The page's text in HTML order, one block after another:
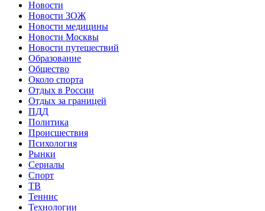
Новости
Новости ЗОЖ
Новости медицины
Новости Москвы
Новости путешествий
Образование
Общество
Около спорта
Отдых в России
Отдых за границей
ПДД
Политика
Происшествия
Психология
Рынки
Сериалы
Спорт
ТВ
Теннис
Технологии